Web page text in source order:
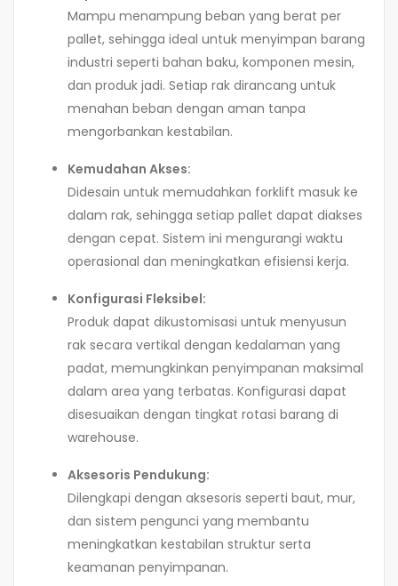
Mampu menampung beban yang berat per
pallet, sehingga ideal untuk menyimpan barang
industri seperti bahan baku, komponen mesin,
dan produk jadi. Setiap rak dirancang untuk
menahan beban dengan aman tanpa
mengorbankan kestabilan.
Kemudahan Akses:
Didesain untuk memudahkan forklift masuk ke
dalam rak, sehingga setiap pallet dapat diakses
dengan cepat. Sistem ini mengurangi waktu
operasional dan meningkatkan efisiensi kerja.
Konfigurasi Fleksibel:
Produk dapat dikustomisasi untuk menyusun
rak secara vertikal dengan kedalaman yang
padat, memungkinkan penyimpanan maksimal
dalam area yang terbatas. Konfigurasi dapat
disesuaikan dengan tingkat rotasi barang di
warehouse.
Aksesoris Pendukung:
Dilengkapi dengan aksesoris seperti baut, mur,
dan sistem pengunci yang membantu
meningkatkan kestabilan struktur serta
keamanan penyimpanan.